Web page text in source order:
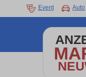
Event Auto